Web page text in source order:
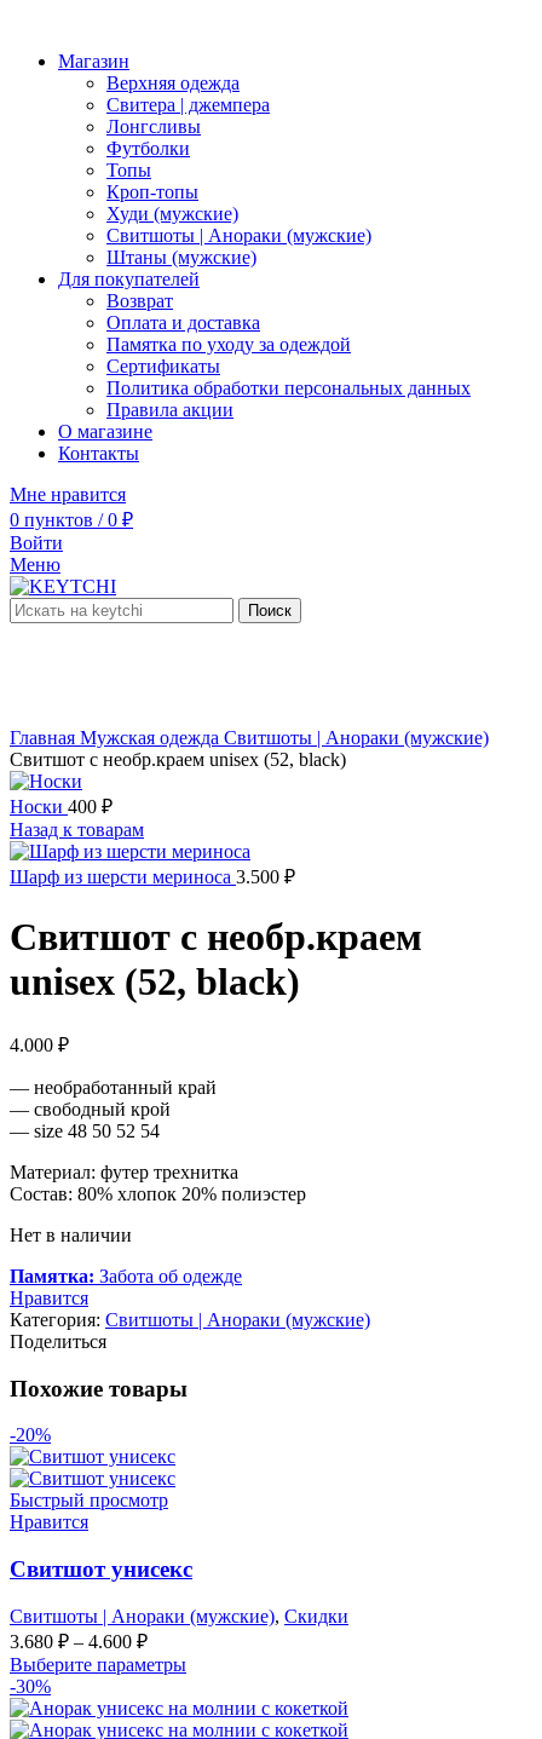
Магазин
Верхняя одежда
Свитера | джемпера
Лонгсливы
Футболки
Топы
Кроп-топы
Худи (мужские)
Свитшоты | Анораки (мужские)
Штаны (мужские)
Для покупателей
Возврат
Оплата и доставка
Памятка по уходу за одеждой
Сертификаты
Политика обработки персональных данных
Правила акции
О магазине
Контакты
Мне нравится
0 пунктов / 0 ₽
Войти
Меню
Поиск
Главная Мужская одежда Свитшоты | Анораки (мужские)
Свитшот с необр.краем unisex (52, black)
Носки 400 ₽
Назад к товарам
Шарф из шерсти мериноса 3.500 ₽
Свитшот с необр.краем
unisex (52, black)
4.000 ₽
— необработанный край
— свободный крой
— size 48 50 52 54
Материал: футер трехнитка
Состав: 80% хлопок 20% полиэстер
Нет в наличии
Памятка: Забота об одежде
Нравится
Категория: Свитшоты | Анораки (мужские)
Поделиться
Похожие товары
-20%
Быстрый просмотр
Нравится
Свитшот унисекс
Свитшоты | Анораки (мужские), Скидки
3.680 ₽ – 4.600 ₽
Выберите параметры
-30%